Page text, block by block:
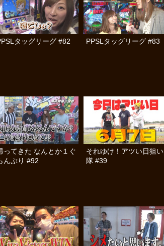
タッグリーグ #82 PPSLタッグリーグ #83
ってきた なんとか１ぐ
んぷり #92
それゆけ！アツい日狙い
隊 #39